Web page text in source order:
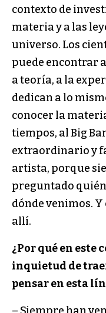
contexto de
materia y a las
universo. Los
puede encontrar
a teoría, a la
dedican a lo
conocer la
tiempos, al Big
extraordinario y
artista, porque
preguntado
dónde venimos. Y
allí.
¿Por qué en
inquietud de
pensar en esta